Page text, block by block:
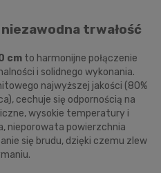
trwałość
cm to harmonijne połączenie
i solidnego wykonania.
najwyższej jakości (80%
cechuje się odpornością na
wysokie temperatury i
nieporowata powierzchnia
się brudu, dzięki czemu zlew